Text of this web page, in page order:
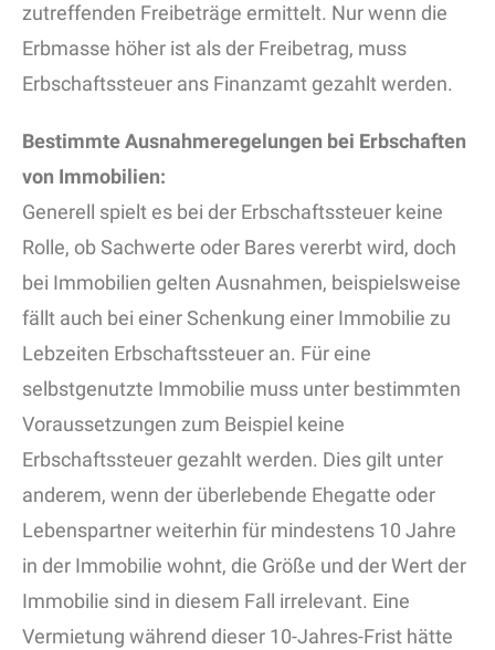
zutreffenden Freibeträge ermittelt. Nur wenn die
Erbmasse höher ist als der Freibetrag, muss
Erbschaftssteuer ans Finanzamt gezahlt werden.
Bestimmte Ausnahmeregelungen bei Erbschaften
von Immobilien:
Generell spielt es bei der Erbschaftssteuer keine
Rolle, ob Sachwerte oder Bares vererbt wird, doch
bei Immobilien gelten Ausnahmen, beispielsweise
fällt auch bei einer Schenkung einer Immobilie zu
Lebzeiten Erbschaftssteuer an. Für eine
selbstgenutzte Immobilie muss unter bestimmten
Voraussetzungen zum Beispiel keine
Erbschaftssteuer gezahlt werden. Dies gilt unter
anderem, wenn der überlebende Ehegatte oder
Lebenspartner weiterhin für mindestens 10 Jahre
in der Immobilie wohnt, die Größe und der Wert der
Immobilie sind in diesem Fall irrelevant. Eine
Vermietung während dieser 10-Jahres-Frist hätte